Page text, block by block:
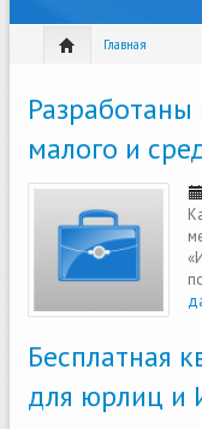
Главная
малого и
Бесплатная
для юрлиц и